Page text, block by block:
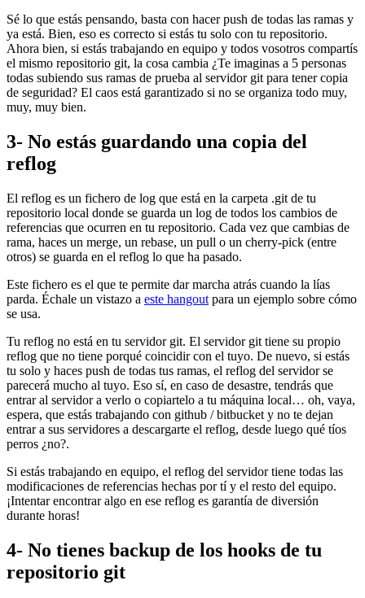
Sé lo que estás pensando, basta con hacer push de todas las ramas y
ya está. Bien, eso es correcto si estás tu solo con tu repositorio.
Ahora bien, si estás trabajando en equipo y todos vosotros compartís
el mismo repositorio git, la cosa cambia ¿Te imaginas a 5 personas
todas subiendo sus ramas de prueba al servidor git para tener copia
de seguridad? El caos está garantizado si no se organiza todo muy,
muy, muy bien.
3- No estás guardando una copia del
reflog
El reflog es un fichero de log que está en la carpeta .git de tu
repositorio local donde se guarda un log de todos los cambios de
referencias que ocurren en tu repositorio. Cada vez que cambias de
rama, haces un merge, un rebase, un pull o un cherry-pick (entre
otros) se guarda en el reflog lo que ha pasado.
Este fichero es el que te permite dar marcha atrás cuando la lías
parda. Échale un vistazo a este hangout para un ejemplo sobre cómo
se usa.
Tu reflog no está en tu servidor git. El servidor git tiene su propio
reflog que no tiene porqué coincidir con el tuyo. De nuevo, si estás
tu solo y haces push de todas tus ramas, el reflog del servidor se
parecerá mucho al tuyo. Eso sí, en caso de desastre, tendrás que
entrar al servidor a verlo o copiartelo a tu máquina local… oh, vaya,
espera, que estás trabajando con github / bitbucket y no te dejan
entrar a sus servidores a descargarte el reflog, desde luego qué tíos
perros ¿no?.
Si estás trabajando en equipo, el reflog del servidor tiene todas las
modificaciones de referencias hechas por tí y el resto del equipo.
¡Intentar encontrar algo en ese reflog es garantía de diversión
durante horas!
4- No tienes backup de los hooks de tu
repositorio git